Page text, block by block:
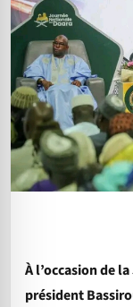
À l’occasion de
président